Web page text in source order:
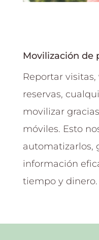
Movilización de
Reportar
reservas,
movilizar
móviles. Esto
automatizarlos,
información
tiempo y dinero.